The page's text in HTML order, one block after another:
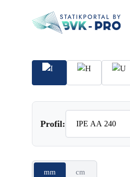
Profil:
mm cm